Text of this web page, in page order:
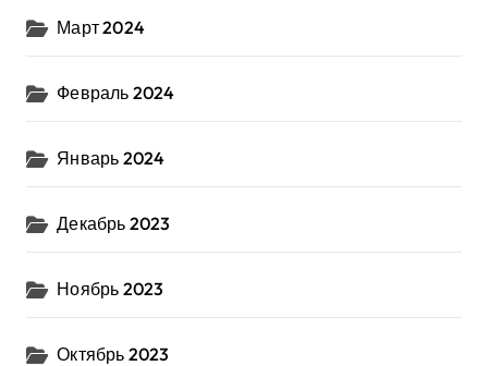
Март 2024
Февраль 2024
Январь 2024
Декабрь 2023
Ноябрь 2023
Октябрь 2023